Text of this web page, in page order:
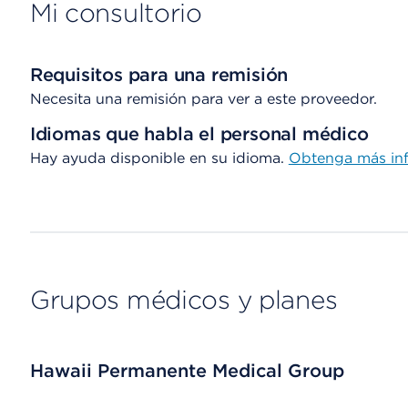
Mi consultorio
Requisitos para una remisión
Necesita una remisión para ver a este proveedor.
Idiomas que habla el personal médico
Hay ayuda disponible en su idioma. Obtenga más
Grupos médicos y planes
Hawaii Permanente Medical Group